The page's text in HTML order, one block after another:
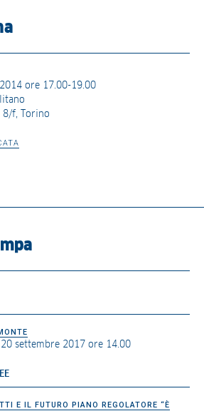
ore 17.00-19.00
8/f, Torino
settembre 2017 ore 14.00
E IL FUTURO PIANO REGOLATORE “È